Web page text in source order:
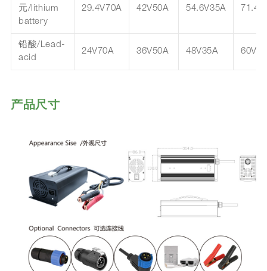
元/lithium
battery
29.4V70A 42V50A 54.6V35A
铅酸/Lead-
acid
24V70A 36V50A 48V35A
产品尺寸